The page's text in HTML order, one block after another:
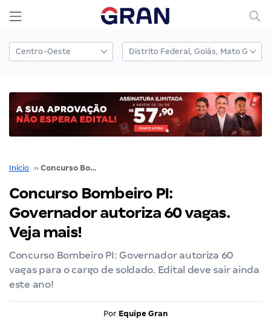
Início ›› Concurso Bombeiro PI: Governador autoriza 60 vagas. Veja mais!
Concurso Bombeiro PI:
Governador autoriza 60 vagas.
Veja mais!
Concurso Bombeiro PI: Governador autoriza 60
vagas para o cargo de soldado. Edital deve sair ainda
este ano!
Por Equipe Gran